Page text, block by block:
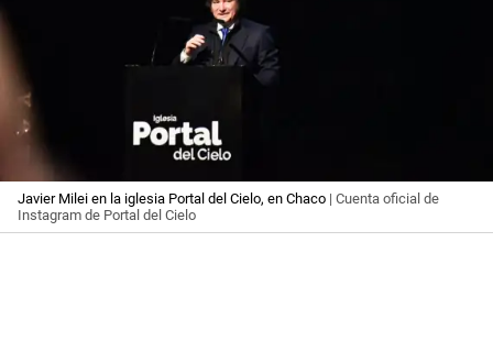
Javier Milei en la iglesia Portal del Cielo, en Chaco | Cuenta oficial de
Instagram de Portal del Cielo